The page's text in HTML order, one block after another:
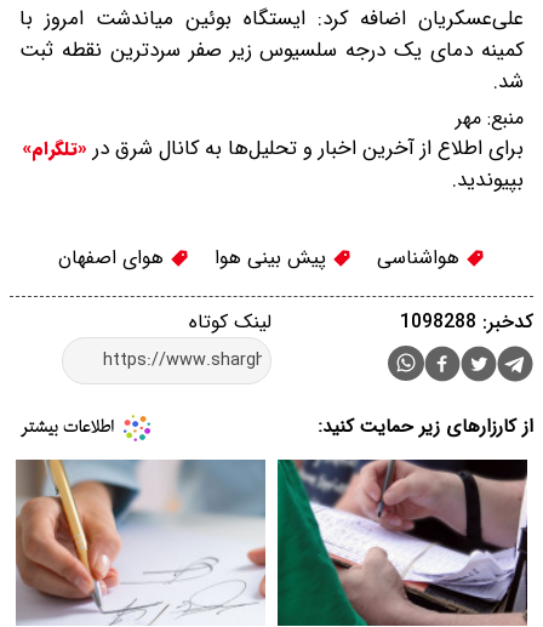
علی‌عسکریان اضافه کرد: ایستگاه بوئین میاندشت امروز با
کمینه دمای یک درجه سلسیوس زیر صفر سردترین نقطه ثبت
شد.
منبع: مهر
برای اطلاع از آخرین اخبار و تحلیل‌ها به کانال شرق در «تلگرام»
بپیوندید.
هواشناسی پیش بینی هوا هوای اصفهان
لینک کوتاه کدخبر: 1098288
از کارزارهای زیر حمایت کنید: